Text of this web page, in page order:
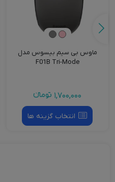
ماوس بی سیم‌ بیسوس مدل
F01B Tri-Mode
1,700,000 تومانءء
انتخاب گزینه ها